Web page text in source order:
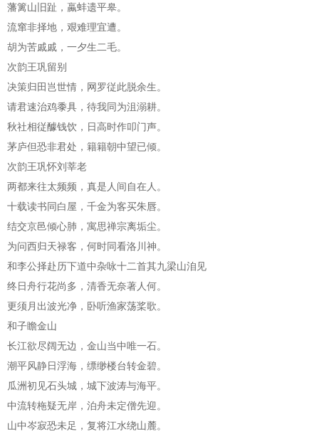
藩篱山旧趾，蠃蚌遗平皋。
流窜非择地，艰难理宜遭。
胡为苦戚戚，一夕生二毛。
次韵王巩留别
决策归田岂世情，网罗従此脱余生。
请君速治鸡黍具，待我同为沮溺耕。
秋社相従醵钱饮，日高时作叩门声。
茅庐但恐非君处，籍籍朝中望已倾。
次韵王巩怀刘莘老
两都来往太频频，真是人间自在人。
十载读书同白屋，千金为客买朱唇。
结交京邑倾心肺，寓思禅宗离垢尘。
为问西归天禄客，何时同看洛川神。
和李公择赴历下道中杂咏十二首其九梁山洎见
终日舟行花尚多，清香无奈著人何。
更须月出波光净，卧听渔家荡桨歌。
和子瞻金山
长江欲尽阔无边，金山当中唯一石。
潮平风静日浮海，缥缈楼台转金碧。
瓜洲初见石头城，城下波涛与海平。
中流转柂疑无岸，泊舟未定僧先迎。
山中岑寂恐未足，复将江水绕山麓。